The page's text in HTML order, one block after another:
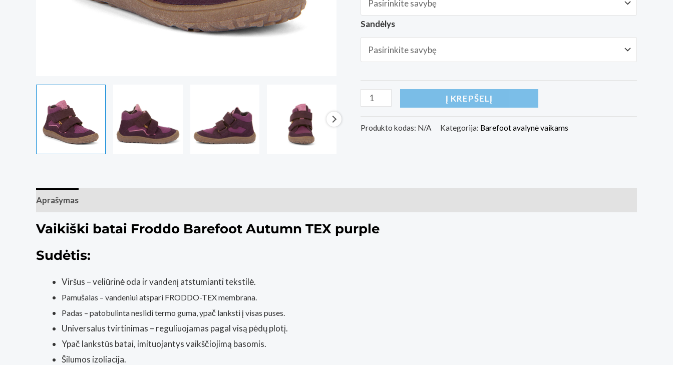
Sandėlys
produkto
Vaikiški
Purple
Į KREPŠELĮ
Produkto kodas: N/A Kategorija: Barefoot avalynė vaikams
Aprašymas
Vaikiški batai Froddo Barefoot Autumn TEX purple
Sudėtis:
Viršus – veliūrinė oda ir vandenį atstumianti tekstilė.
Pamušalas – vandeniui atspari FRODDO-TEX membrana.
Padas – patobulinta neslidi termo guma, ypač lanksti į visas puses.
Universalus tvirtinimas – reguliuojamas pagal visą pėdų plotį.
Ypač lankstūs batai, imituojantys vaikščiojimą basomis.
Šilumos izoliacija.